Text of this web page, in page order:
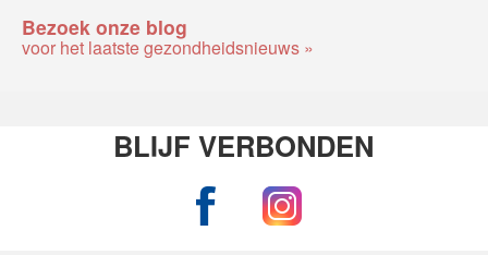
Bezoek onze blog
voor het laatste gezondheidsnieuws »
BLIJF VERBONDEN